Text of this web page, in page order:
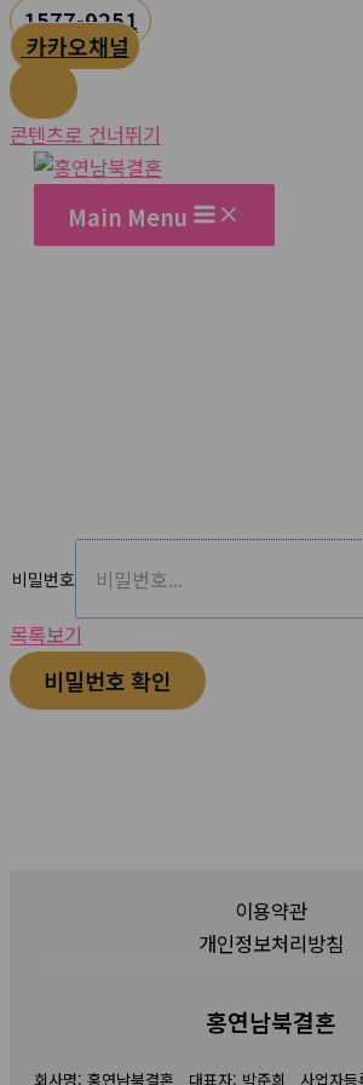
1577-9251
카카오채널
콘텐츠로 건너뛰기
Main Menu
비밀번호
목록보기
비밀번호 확인
이용약관
개인정보처리방침
홍연남북결혼
회사명: 홍연남북결혼 대표자: 박준희 사업자